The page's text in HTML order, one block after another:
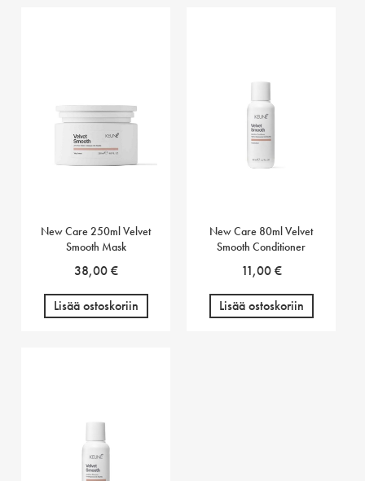
New Care 250ml Velvet
Smooth Mask
38,00€
Lisää ostoskoriin
New Care 80ml Velvet
Smooth Conditioner
11,00€
Lisää ostoskoriin